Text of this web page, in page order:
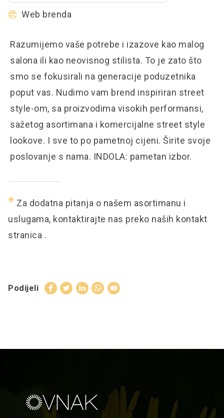
Web brenda
Razumijemo vaše potrebe i izazove kao malog
salona ili kao neovisnog stilista. To je zato što
smo se fokusirali na generacije poduzetnika
poput vas. Nudimo vam brend inspiriran street
style-om, sa proizvodima visokih performansi,
sažetog asortimana i komercijalne street style
lookove. I sve to po pametnoj cijeni. Širite svoje
poslovanje s nama. INDOLA: pametan izbor.
* Za dodatna pitanja o našem asortimanu i
uslugama, kontaktirajte nas preko naših kontakt
stranica .
Podijeli